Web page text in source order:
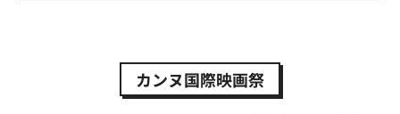
カンヌ国際映画祭